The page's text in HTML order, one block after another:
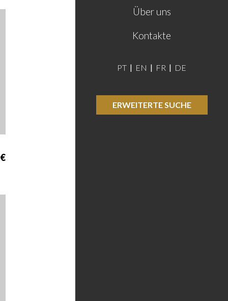
Über uns
Kontakte
PT EN FR DE
ERWEITERTE SUCHE